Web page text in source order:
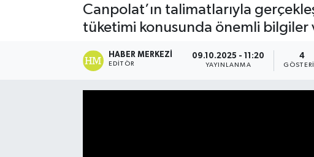
Canpolat’ın talimatlarıyla
tüketimi konusunda önemli bilgiler
HABER MERKEZI
EDITÖR
09.10.2025 - 11:20
YAYINLANMA
4